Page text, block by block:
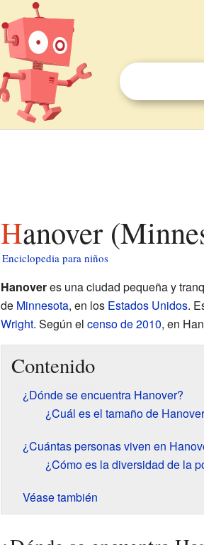
Hanover
Enciclopedia para niños
Hanoveres una ciudad pequeña y
de Minnesota, en los Estados Unidos.
Wright. Según el censo de 2010, en
Contenido
¿Dónde se encuentra Hanover?
¿Cuál es el tamaño de
¿Cuántas personas viven en
¿Cómo es la diversidad de la
Véase también